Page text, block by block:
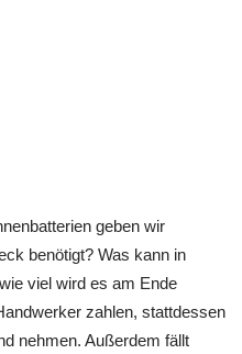
geben wir
benötigt? Was kann in
viel wird es am Ende
zahlen, stattdessen
nehmen. Außerdem fällt